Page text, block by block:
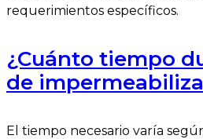
requerimientos específicos.
¿Cuánto tiempo
de
El tiempo necesario varía